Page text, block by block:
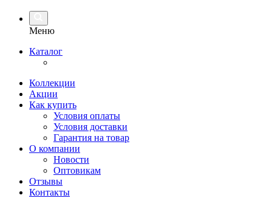
Меню
Каталог
Коллекции
Акции
Как купить
Условия оплаты
Условия доставки
Гарантия на товар
О компании
Новости
Оптовикам
Отзывы
Контакты